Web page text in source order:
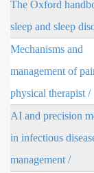
The Oxford
sleep and sleep
Mechanisms and
management of
physical therapist /
AI and precision
in infectious
management /